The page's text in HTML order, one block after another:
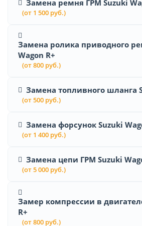
Замена ремня ГРМ Suzuki
(от 1 500 руб.)
Замена ролика приводного
Wagon R+
(от 800 руб.)
Замена топливного шланга
(от 500 руб.)
Замена форсунок Suzuki
(от 1 400 руб.)
Замена цепи ГРМ Suzuki
(от 5 000 руб.)
Замер компрессии в
R+
(от 800 руб.)